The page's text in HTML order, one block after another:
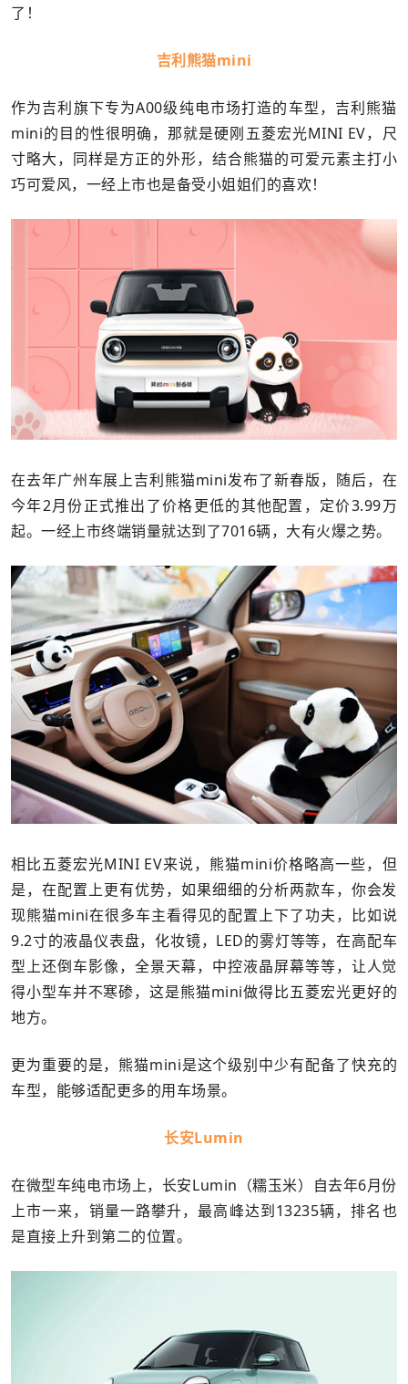
了！
吉利熊猫mini
作为吉利旗下专为A00级纯电市场打造的车型，吉利熊猫
mini的目的性很明确，那就是硬刚五菱宏光MINI EV， 尺
寸略大， 同样是方正的外形， 结合熊猫的可爱元素主打小
巧可爱风，一经上市也是备受小姐姐们的喜欢！
在去年广州车展上吉利熊猫mini发布了新春版，随后，在
今年2月份正式推出了价格更低的其他配置，定价3.99万
起。一经上市终端销量就达到了7016辆，大有火爆之势。
相比五菱宏光MINI EV来说，熊猫mini价格略高一些，但
是，在配置上更有优势，如果细细的分析两款车，你会发
现熊猫mini在很多车主看得见的配置上下了功夫，比如说
9.2寸的液晶仪表盘，化妆镜，LED的雾灯等等，在高配车
型上还倒车影像，全景天幕，中控液晶屏幕等等，让人觉
得小型车并不寒碜，这是熊猫mini做得比五菱宏光更好的
地方。
更为重要的是，熊猫mini是这个级别中少有配备了快充的
车型，能够适配更多的用车场景。
长安Lumin
在微型车纯电市场上，长安Lumin（糯玉米）自去年6月份
上市一来，销量一路攀升，最高峰达到13235辆，排名也
是直接上升到第二的位置。